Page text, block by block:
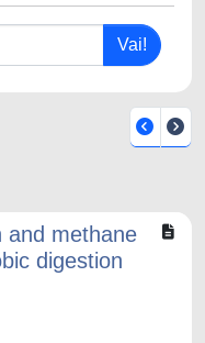
and methane
digestion